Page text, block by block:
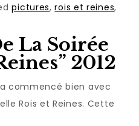
pictures,rois et reines,
La Soirée
2012
commencé bien avec
Rois et Reines. Cette